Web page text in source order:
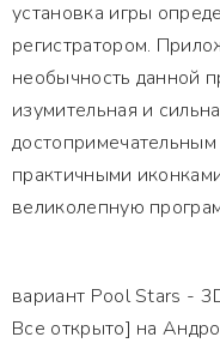
установка игры
регистратором.
необычность данной
изумительная и
практичными
великолепную
вариант Pool Stars -
Все открыто] на